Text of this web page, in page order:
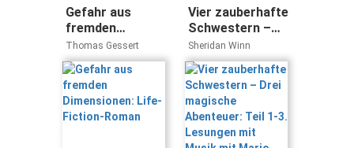
Gefahr aus
fremden
Dimensionen:
Life-Fiction-
Roman
Thomas Gessert
Vier zauberhafte
Schwestern –
Drei magische
Abenteuer: Teil
1-3. Lesungen
mit Musik mit
Marie Bierstedt
(6 CDs)
Sheridan Winn